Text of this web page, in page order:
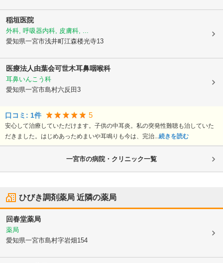
稲垣医院
外科, 呼吸器内科, 皮膚科, ...
愛知県一宮市浅井町江森楼光寺13
医療法人由葉会可世木耳鼻咽喉科
耳鼻いんこう科
愛知県一宮市島村六反田3
口コミ: 1件 5
安心して治療していただけます。子供の中耳炎。私の突発性難聴も治していた
だきました。はじめあっためまいや耳鳴りも今は、完治...続きを読む
一宮市の病院・クリニック一覧
ひびき調剤薬局 近隣の薬局
回春堂薬局
薬局
愛知県一宮市島村字岩畑154